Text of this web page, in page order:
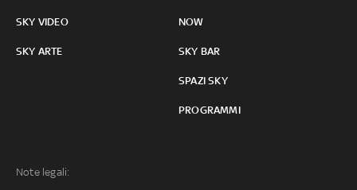
SKY VIDEO
SKY ARTE
NOW
SKY BAR
SPAZI SKY
PROGRAMMI
Note legali: